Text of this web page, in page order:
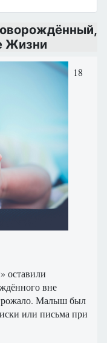
Жизни
18
оставили
вне
Малыш был
или письма при